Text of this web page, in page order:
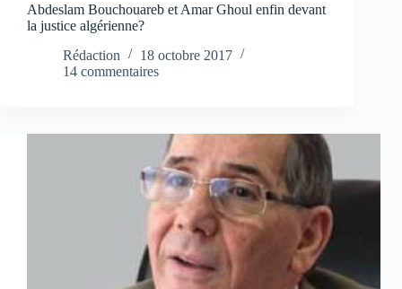
Abdeslam Bouchouareb et Amar Ghoul enfin devant
la justice algérienne?
Rédaction
18 octobre 2017
14 commentaires